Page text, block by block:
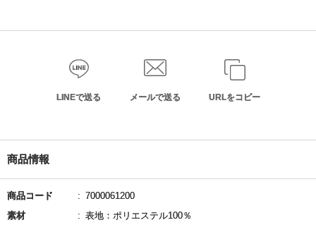
LINEで送る メールで送る URLをコピー
商品情報
商品コード
7000061200
素材
表地：ポリエステル100％